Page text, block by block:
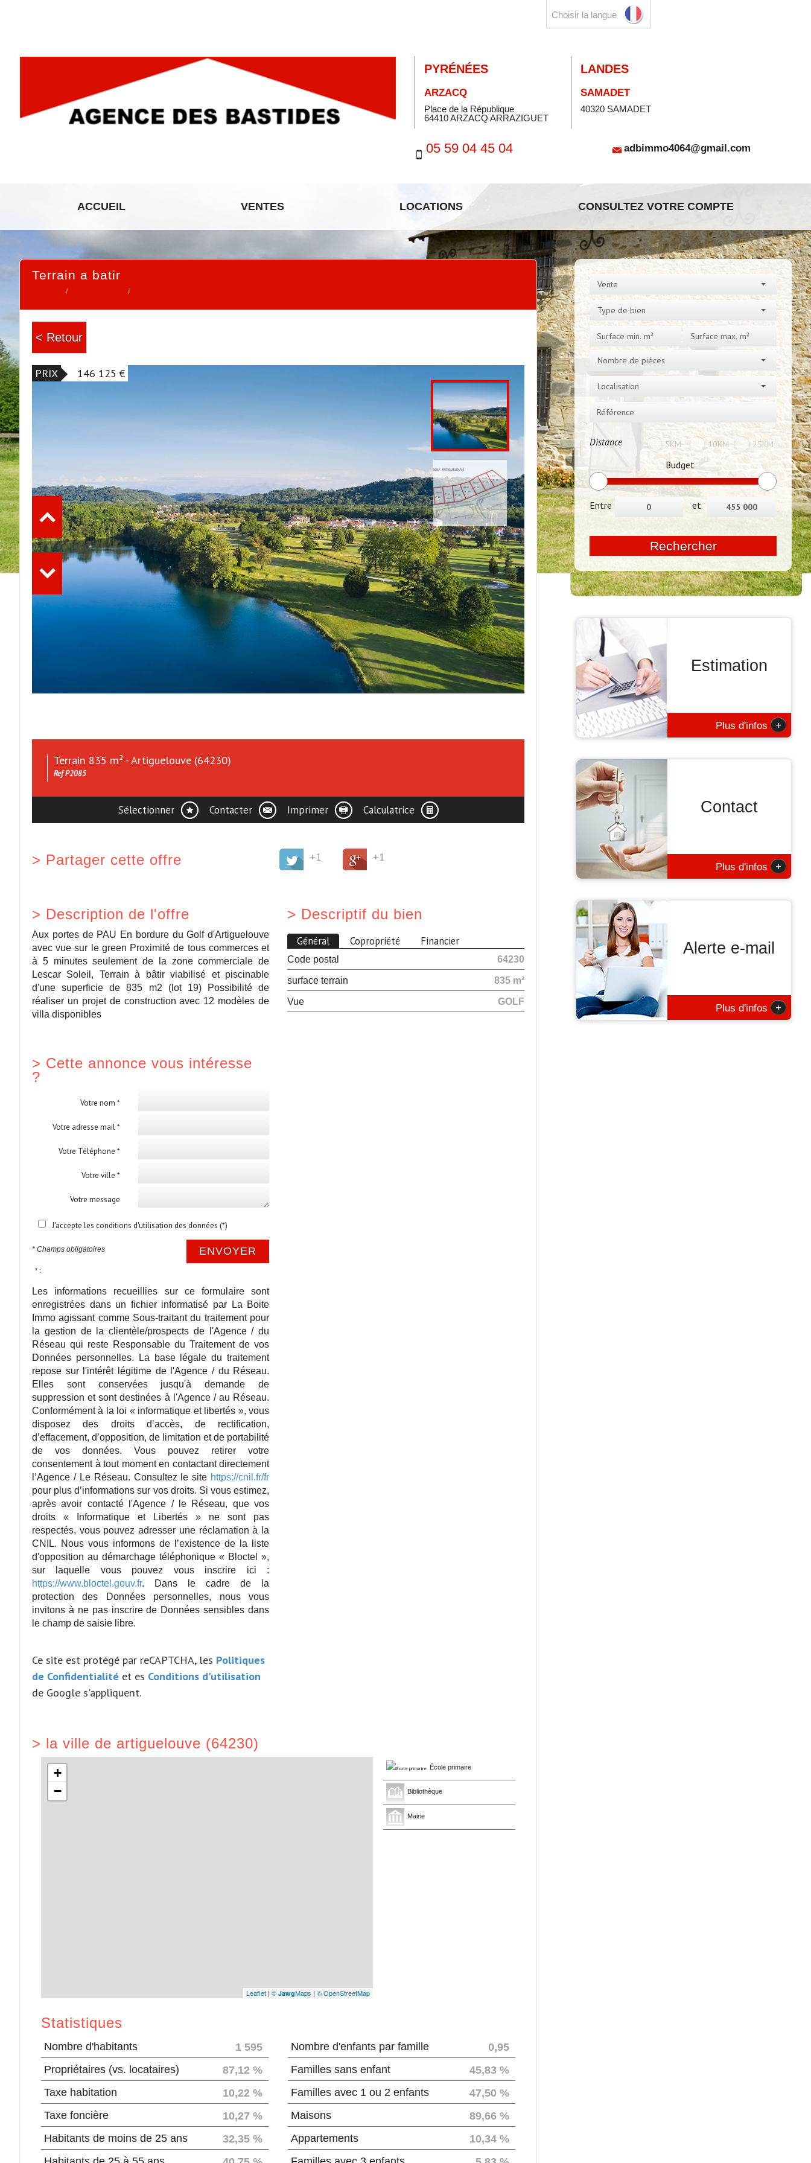
Choisir la langue
PYRÉNÉES
ARZACQ
Place de la République
64410 ARZACQ ARRAZIGUET
LANDES
SAMADET
40320 SAMADET
05 59 04 45 04 adbimmo4064@gmail.com
ACCUEIL VENTES LOCATIONS CONSULTEZ VOTRE COMPTE
Vente
Type de bien
Nombre de pièces
Localisation
Distance 5KM 10KM 25KM
Budget
Entre et
Rechercher
terrain a batir
< Retour
PRIX 146 125 €
Terrain 835 m² - Artiguelouve (64230)
Ref P2085
Sélectionner Contacter Imprimer Calculatrice
> Partager cette offre +1 +1
> Description de l'offre
Aux portes de PAU En bordure du Golf d'Artiguelouve
avec vue sur le green Proximité de tous commerces et
à 5 minutes seulement de la zone commerciale de
Lescar Soleil, Terrain à bâtir viabilisé et piscinable
d'une superficie de 835 m2 (lot 19) Possibilité de
réaliser un projet de construction avec 12 modèles de
villa disponibles
> Descriptif du bien
Général Copropriété Financier
Code postal
64230
surface terrain
835 m²
Vue
GOLF
> Cette annonce vous intéresse
?
Votre nom *
Votre adresse mail *
Votre Téléphone *
Votre ville *
Votre message
J'accepte les conditions d'utilisation des données (*)
* Champs obligatoires ENVOYER
* :
Les informations recueillies sur ce formulaire sont
enregistrées dans un fichier informatisé par La Boite
Immo agissant comme Sous-traitant du traitement pour
la gestion de la clientèle/prospects de l'Agence / du
Réseau qui reste Responsable du Traitement de vos
Données personnelles. La base légale du traitement
repose sur l'intérêt légitime de l'Agence / du Réseau.
Elles sont conservées jusqu'à demande de
suppression et sont destinées à l'Agence / au Réseau.
Conformément à la loi « informatique et libertés », vous
disposez des droits d’accès, de rectification,
d’effacement, d’opposition, de limitation et de portabilité
de vos données. Vous pouvez retirer votre
consentement à tout moment en contactant directement
l’Agence / Le Réseau. Consultez le site https://cnil.fr/fr
pour plus d’informations sur vos droits. Si vous estimez,
après avoir contacté l'Agence / le Réseau, que vos
droits « Informatique et Libertés » ne sont pas
respectés, vous pouvez adresser une réclamation à la
CNIL. Nous vous informons de l’existence de la liste
d'opposition au démarchage téléphonique « Bloctel »,
sur laquelle vous pouvez vous inscrire ici :
https://www.bloctel.gouv.fr. Dans le cadre de la
protection des Données personnelles, nous vous
invitons à ne pas inscrire de Données sensibles dans
le champ de saisie libre.
Ce site est protégé par reCAPTCHA, les Politiques
de Confidentialité et es Conditions d'utilisation
de Google s'appliquent.
> la ville de artiguelouve (64230)
+
−
Leaflet |©JawgMaps |© OpenStreetMap
École primaire
Bibliothèque
Mairie
Statistiques
Nombre d'habitants
1 595
Propriétaires (vs. locataires)
87,12 %
Taxe habitation
10,22 %
Taxe foncière
10,27 %
Habitants de moins de 25 ans
32,35 %
Nombre d'enfants par famille
0,95
Familles sans enfant
45,83 %
Familles avec 1 ou 2 enfants
47,50 %
Maisons
89,66 %
Appartements
10,34 %
Estimation
Plus d'infos +
Contact
Plus d'infos +
Alerte e-mail
Plus d'infos +